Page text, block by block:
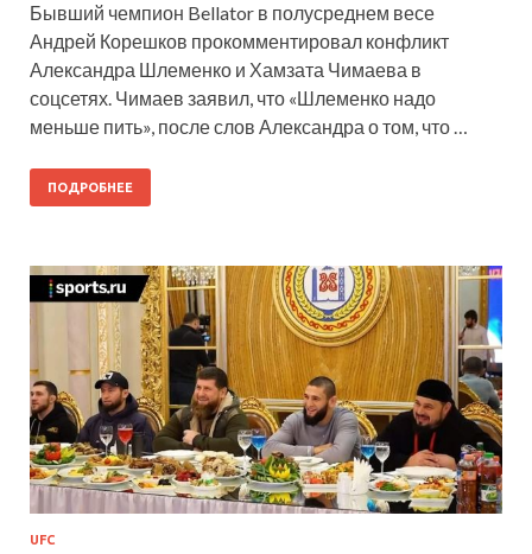
Бывший чемпион Bellator в полусреднем весе
Андрей Корешков прокомментировал конфликт
Александра Шлеменко и Хамзата Чимаева в
соцсетях. Чимаев заявил, что «Шлеменко надо
меньше пить», после слов Александра о том, что …
ПОДРОБНЕЕ
UFC